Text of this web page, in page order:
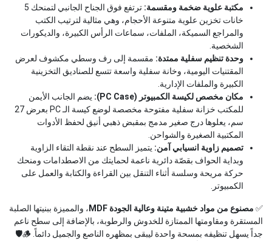
مكتبة علوية ضخمة ومقسمة:
ترتفع فوق الجناح الجانبي لتمنحك 5
خانات تخزين علوية متنوعة الأحجام، وهي مثالية لترتيب الكتب
والمراجع السميكة، الملفات، سماعات الرأس الكبيرة، والديكورات
الشخصية.
وحدة تنظيم سفلية ممتدة: مقسمة إلى رف وسطي مكشوف لعرض
المقتنيات اليومية، وخانة سفلية واسعة تتسع للصناديق التخزينية
الكبيرة والملفات الإدارية.
مكان مخصص لكيسة الكمبيوتر (PC Case):
يضم الجانب الأيمن
للمكتب خزانة سفلية مفتوحة مخصصة لوضع كيسة الـ PC بعرض 27
سم، يعلوها درج صغير مدمج بمقبض ذهبي أنيق لحفظ الأدوات
المكتبية الصغيرة والشواحن.
تصميم زاوية انسيابي آمن: يتميز السطح عند نقطة التقاء الزاوية
وبداية الحواف بقصّة دائرية ناعمة لحمايتك من الاصطدامات ومنحك
حركة مريحة وسلسة أثناء التنقل بين القراءة والكتابة والعمل على
الكمبيوتر.
✅ مصنوع من مواد خشبية متينة وعالية الجودة MDF
، والمميزة ببنيتها الصلبة
المستقرة ومقاومتها الممتازة للخدوش والرطوبة، بالإضافة إلى سطح ناعم
جداً يسهل تنظيفه بمسحة واحدة ليبقى بمظهره الناصع والجميل دائماً. 🪵🛡️